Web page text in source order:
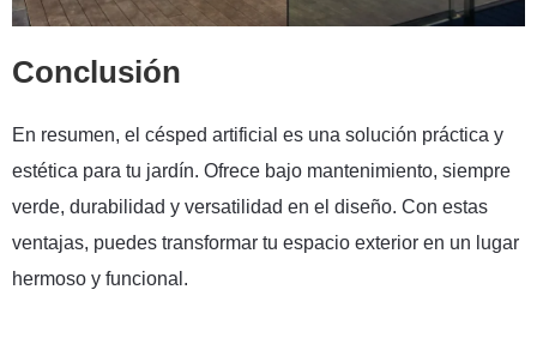
Conclusión
En resumen, el césped artificial es una solución práctica y
estética para tu jardín. Ofrece bajo mantenimiento, siempre
verde, durabilidad y versatilidad en el diseño. Con estas
ventajas, puedes transformar tu espacio exterior en un lugar
hermoso y funcional.